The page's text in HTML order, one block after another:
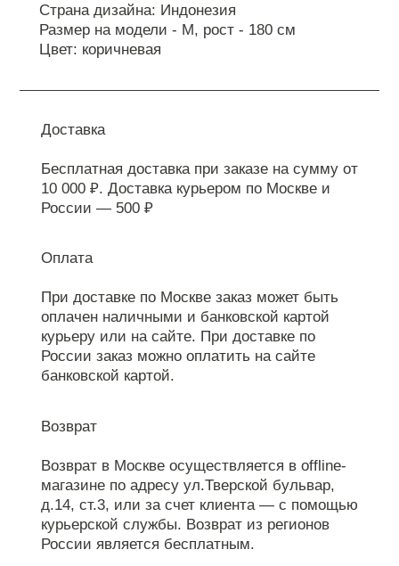
Страна дизайна: Индонезия
Размер на модели - M, рост - 180 см
Цвет: коричневая
Доставка
Бесплатная доставка при заказе на сумму от
10 000 ₽. Доставка курьером по Москве и
России — 500 ₽
Оплата
При доставке по Москве заказ может быть
оплачен наличными и банковской картой
курьеру или на сайте. При доставке по
России заказ можно оплатить на сайте
банковской картой.
Возврат
Возврат в Москве осуществляется в offline-
магазине по адресу ул.Тверской бульвар,
д.14, ст.3, или за счет клиента — с помощью
курьерской службы. Возврат из регионов
России является бесплатным.